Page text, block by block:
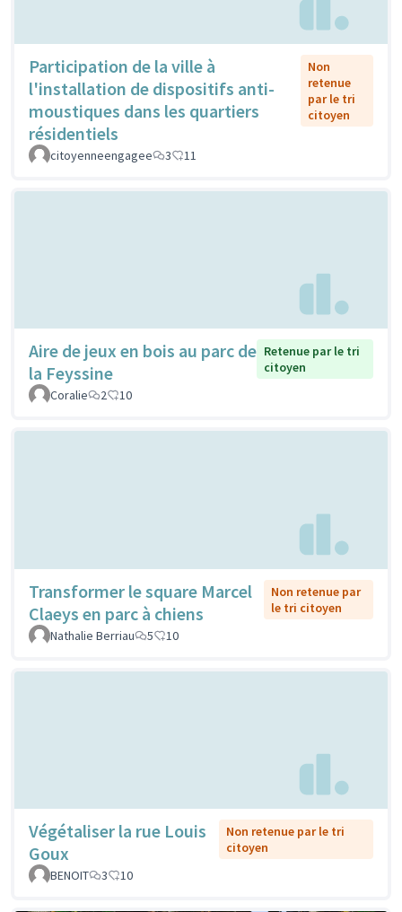
Participation de la ville à
l'installation de dispositifs anti-
moustiques dans les quartiers
résidentiels
Non
retenue
par le tri
citoyen
citoyenneengagee 3 11
Aire de jeux en bois au parc de
la Feyssine
Retenue par le tri
citoyen
Coralie
2 10
Transformer le square Marcel
Claeys en parc à chiens
Non retenue par
le tri citoyen
Nathalie Berriau
5 10
Végétaliser la rue Louis
Goux
Non retenue par le tri
citoyen
BENOIT
3 10